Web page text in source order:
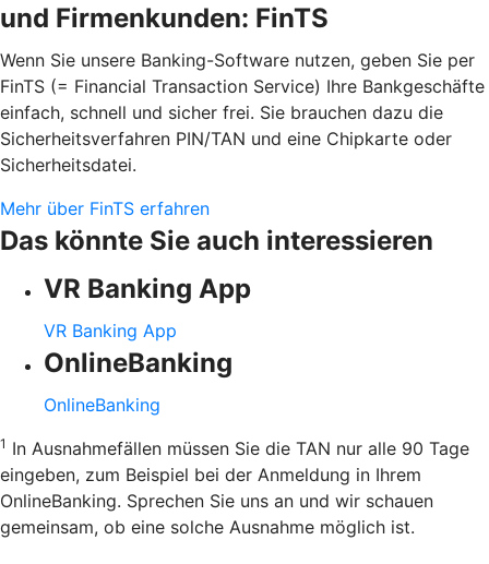
und Firmenkunden: FinTS
Wenn Sie unsere Banking-Software nutzen, geben Sie per
FinTS (= Financial Transaction Service) Ihre Bankgeschäfte
einfach, schnell und sicher frei. Sie brauchen dazu die
Sicherheitsverfahren PIN/TAN und eine Chipkarte oder
Sicherheitsdatei.
Mehr über FinTS erfahren
Das könnte Sie auch interessieren
VR Banking App
VR Banking App
OnlineBanking
OnlineBanking
1 In Ausnahmefällen müssen Sie die TAN nur alle 90 Tage
eingeben, zum Beispiel bei der Anmeldung in Ihrem
OnlineBanking. Sprechen Sie uns an und wir schauen
gemeinsam, ob eine solche Ausnahme möglich ist.